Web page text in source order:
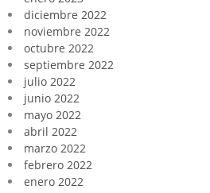
diciembre 2022
noviembre 2022
octubre 2022
septiembre 2022
julio 2022
junio 2022
mayo 2022
abril 2022
marzo 2022
febrero 2022
enero 2022